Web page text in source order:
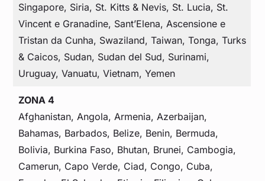
Singapore, Siria, St. Kitts & Nevis, St. Lucia, St.
Vincent e Granadine, Sant’Elena, Ascensione e
Tristan da Cunha, Swaziland, Taiwan, Tonga, Turks
& Caicos, Sudan, Sudan del Sud, Surinami,
Uruguay, Vanuatu, Vietnam, Yemen
ZONA 4
Afghanistan, Angola, Armenia, Azerbaijan,
Bahamas, Barbados, Belize, Benin, Bermuda,
Bolivia, Burkina Faso, Bhutan, Brunei, Cambogia,
Camerun, Capo Verde, Ciad, Congo, Cuba,